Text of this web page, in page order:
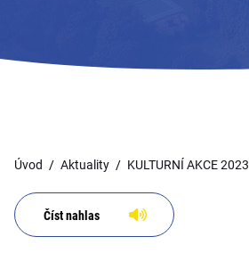
PRO TURISTY
Úvod Aktuality KULTURNÍ AKCE 2023
Číst nahlas